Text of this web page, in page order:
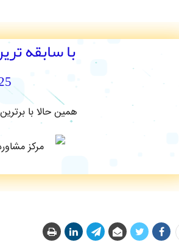
با سابقه
همین حالا با